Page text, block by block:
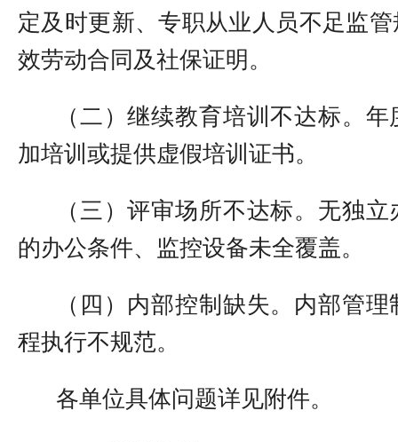
定及时更新、专职从业人员不足监
效劳动合同及社保证明 。
（二）继续教育培训不达标。 年
加培训或提供虚假培训证书。
（三）评审场所不达标。无独
的办公条件、监控设备未全覆盖。
（四） 内部控制缺失。 内部管理
程执行不规范。
各单位具体问题详见附件。